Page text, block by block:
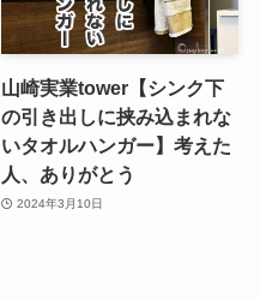
山崎実業tower【シンク下
の引き出しに挟み込まれな
いタオルハンガー】考えた
人、ありがとう
2024年3月10日